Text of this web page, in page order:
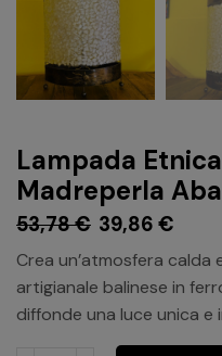
Lampada
Madreperla
53,78€ 39,86 €
Crea un’atmosfera calda
artigianale balinese in
diffonde una luce unica e